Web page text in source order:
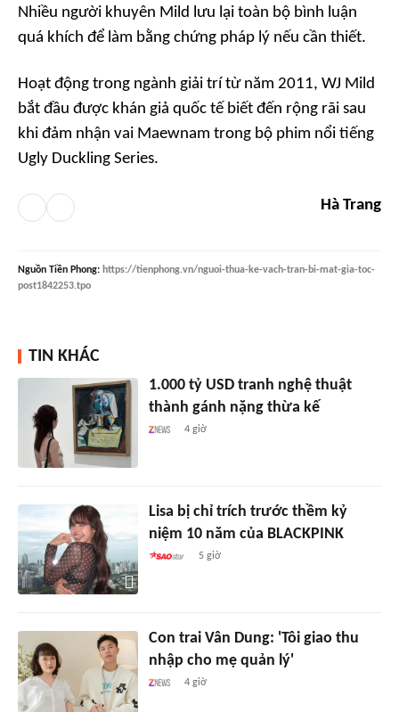
Nhiều người khuyên Mild lưu lại toàn bộ bình luận
quá khích để làm bằng chứng pháp lý nếu cần thiết.
Hoạt động trong ngành giải trí từ năm 2011, WJ Mild
bắt đầu được khán giả quốc tế biết đến rộng rãi sau
khi đảm nhận vai Maewnam trong bộ phim nổi tiếng
Ugly Duckling Series.
Hà Trang
Nguồn Tiền Phong: https://tienphong.vn/nguoi-thua-ke-vach-tran-bi-mat-gia-toc-
post1842253.tpo
TIN KHÁC
1.000 tỷ USD tranh nghệ thuật
thành gánh nặng thừa kế
4 giờ
Lisa bị chỉ trích trước thềm kỷ
niệm 10 năm của BLACKPINK
5 giờ
Con trai Vân Dung: 'Tôi giao thu
nhập cho mẹ quản lý'
4 giờ